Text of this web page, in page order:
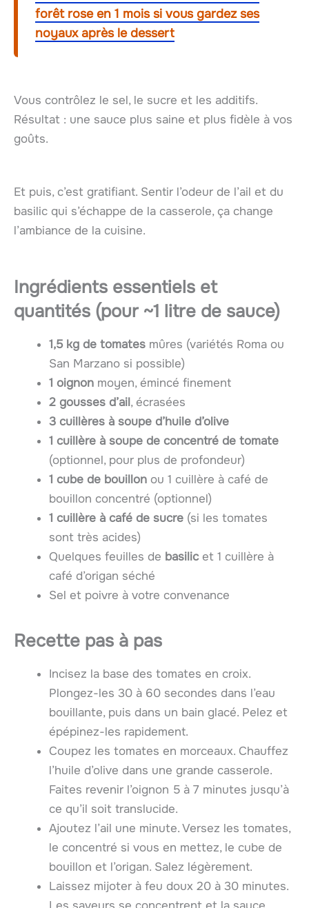
forêt rose en 1 mois si vous gardez ses
noyaux après le dessert
Vous contrôlez le sel, le sucre et les additifs.
Résultat : une sauce plus saine et plus fidèle à vos
goûts.
Et puis, c’est gratifiant. Sentir l’odeur de l’ail et du
basilic qui s’échappe de la casserole, ça change
l’ambiance de la cuisine.
Ingrédients essentiels et
quantités (pour ~1 litre de sauce)
1,5 kg de tomates mûres (variétés Roma ou
San Marzano si possible)
1 oignon moyen, émincé finement
2 gousses d’ail, écrasées
3 cuillères à soupe d’huile d’olive
1 cuillère à soupe de concentré de tomate
(optionnel, pour plus de profondeur)
1 cube de bouillon ou 1 cuillère à café de
bouillon concentré (optionnel)
1 cuillère à café de sucre (si les tomates
sont très acides)
Quelques feuilles de basilicet 1 cuillère à
café d’origan séché
Sel et poivre à votre convenance
Recette pas à pas
Incisez la base des tomates en croix.
Plongez-les 30 à 60 secondes dans l’eau
bouillante, puis dans un bain glacé. Pelez et
épépinez-les rapidement.
Coupez les tomates en morceaux. Chauffez
l’huile d’olive dans une grande casserole.
Faites revenir l’oignon 5 à 7 minutes jusqu’à
ce qu’il soit translucide.
Ajoutez l’ail une minute. Versez les tomates,
le concentré si vous en mettez, le cube de
bouillon et l’origan. Salez légèrement.
Laissez mijoter à feu doux 20 à 30 minutes.